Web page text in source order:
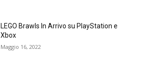
LEGO Brawls In Arrivo su PlayStation e
Xbox
Maggio 16, 2022